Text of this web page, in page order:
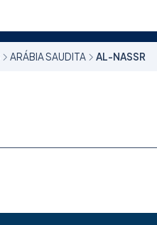
ARÁBIA SAUDITA AL-NASSR